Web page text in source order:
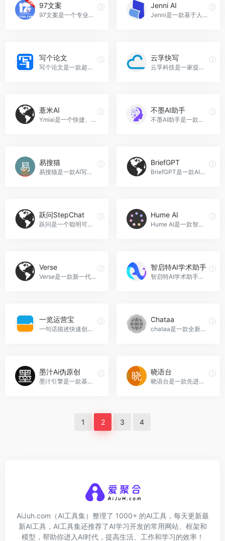
97文案
97文案是一个专业赋能电商卖家的Ai智能文案平台，通过使用97文案，用户可以轻松生成广告文案、短视频脚本、商品卖点等内容，提高文案撰写的效率和质量，97文案官网入口网址
Jenni AI
Jenni是一款基于人工智能技术的写作助手，帮助你提升写作效率和质量，Jenni AI官网入口网址
写个论文
写个论文是一款超好用的免费论文降重软件，帮助学生轻松降低论文查重率，提高论文质量，写个论文官网入口网址
云孚快写
云孚科技是一家提供智能信息处理解决方案的公司，核心产品包括云孚语义中台YFNLP、云孚知识图谱YFKG、云孚对话平台YFBOT、云孚热点事件YFHOT和云孚开源情报YFINT。这些产品在事件抽取、脉络、文本挖掘、处理、开源情报等方面表现出色，已经服务了数十家行业头部客户，云孚快写官网入口网址
薏米AI
Ymiai是一个快捷、高效的人工智能创作平台，提供多种机器人服务，包括文案创作、写作助理、工作汇报、角色扮演、翻译、实用工具等，帮助用户提高工作效率和创作质量，薏米AI官网入口网址
不墨AI助手
不墨AI助手是一款基于GPT-3.5的全能型机器人，具备强大的语言处理和智能问答能力，可以帮助用户解答各行各业的问题，写作、写文案、讲故事、写代码等都不在话下，不墨AI助手官网入口网址
易搜猫
易搜猫是一款AI写作工具，提供自媒体创作所需的伪原创、原创检测、海量素材和写作技巧等功能，帮助用户提升写作效率和质量。同时，易搜猫还提供视频整合和智能配音等功能，满足用户的多样化创作需求，易搜猫官网入口网址
BriefGPT
BriefGPT是一款AI论文速递产品，每日更新Arxiv论文，提供精准的论文摘要，支持用户自定义订阅和搜索功能，方便AI研究人员和学生学者了解最新的AI研究成果，BriefGPT官网入口网址
跃问StepChat
跃问是一个聪明可靠的个人效率助手，帮助用户获取知识、查询信息、学习语言、创意写作、编写代码，在工作、学习、生活等各种场景下解决问题，跃问StepChat官网入口网址
Hume AI
Hume AI是一款智能助手，通过语音交互实现高效、智能的服务，准确识别语音指令，自然流畅的语音合成，多语言支持，快速响应，可定制化开发，适用于多种场景，Hume AI官网入口网址
Verse
Verse是一款新一代的生产力工具，通过AI技术实现智能生成文章和创作，帮助用户高效产出各种场景的内容。它支持多种场景的内容生成，包括会议纪要、公文假条、小说作文、日报、新闻稿、广告创作等。使用Verse，您可以节省写作时间和精力，快速找到创作灵感，提高工作效率，Verse官网入口网址
智启特AI学术助手
智启特AI学术助手，功能包含论文检索、文档智能解读、学术辅助工具、论文撰写、报告编写、联网问答，智启特AI学术助手官网入口网址
一览运营宝
一句话描述快速创作高质量图片的AI绘图工具，节省时间和精力，提升创意性，一览运营宝官网入口网址
Chataa
chataa是一款全新的即时通讯工具，提供即时通讯、文件传输、视频通话等功能，适用于个人交流、商务沟通和社交互动。让您的沟通更高效、更安全，Chataa官网入口网址
墨汁Ai伪原创
墨汁引擎是一款基于人工智能技术的内容伪原创工具，提供智能纠错、智能AI伪原创、智能翻译等功能，帮助用户快速生成高质量的原创内容，墨汁Ai伪原创官网入口网址
晓语台
晓语台是一款先进的点击式文本创作平台，利用AI技术帮助企业和自媒体人快速生成高质量的营销文案和创作内容，晓语台官网入口网址
1 2 3 4
AiJuh.com（AI工具集）整理了 1000+ 的AI工具，每天更新最
新AI工具，AI工具集还推荐了AI学习开发的常用网站、框架和
模型，帮助你进入AI时代，提高生活、工作和学习的效率！